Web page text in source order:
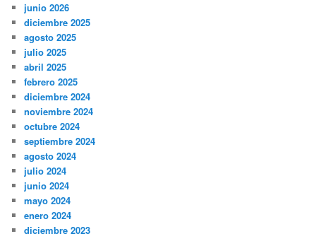
junio 2026
diciembre 2025
agosto 2025
julio 2025
abril 2025
febrero 2025
diciembre 2024
noviembre 2024
octubre 2024
septiembre 2024
agosto 2024
julio 2024
junio 2024
mayo 2024
enero 2024
diciembre 2023